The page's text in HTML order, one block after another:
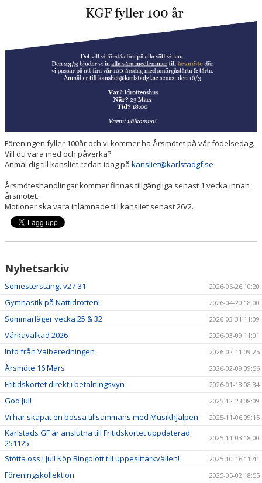
BLI LEDARE
FÖRENINGSKOLLEKTION
FRITIDSKORTET
Föreningen fyller 100år och vi kommer ha Årsmötet på vår födelsedag.
Vill du vara med och påverka?
Anmäl dig till kansliet redan idag på kansliet@karlstadgf.se
Årsmöteshandlingar kommer finnas tillgängliga senast 1 vecka innan
årsmötet.
Motioner ska vara inlämnade till kansliet senast 26/2.
Nyhetsarkiv
Semesterstängt v27-31 2026-06-26 10:20
Gymnastik på Nattidrotten! 2026-04-20 18:00
Sommarläger vecka 25 & 32 2026-03-31 11:09
Vårkavalkad 2026 2026-03-09 11:01
Info från Valberedningen 2026-02-11 09:25
Årsmöte 16 Mars 2026-02-09 09:56
Fritidskortet direkt i betalningsvyn 2026-01-13 08:34
God Jul! 2025-12-23 08:09
Vi har skapat en bössa tillsammans med Musikhjälpen 2025-11-06 09:15
Karlstads GF är anslutna till Fritidskortet uppdaterad
251125
2025-11-03 18:00
Stötta oss i Jul! Köp Bingolott till uppesittarkvällen! 2025-10-16 11:41
Föreningskollektion 2025-05-02 18:55